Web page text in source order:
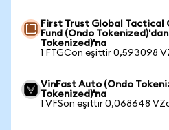
First Trust Global
Fund (Ondo
Tokenized)'na
1 FTGCon eşittir 0,593098
VinFast Auto (Ondo
Tokenized)'na
1 VFSon eşittir 0,068648